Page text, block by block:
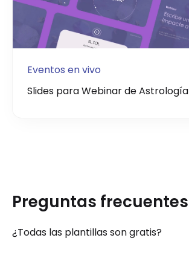
Eventos en vivo
Slides para Webinar de Astrología
Preguntas frecuentes
¿Todas las plantillas son gratis?